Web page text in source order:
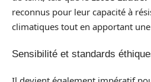
reconnus pour leur capacité à
climatiques tout en apportant
Sensibilité et standards